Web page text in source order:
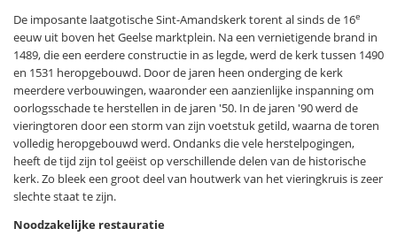
De imposante laatgotische Sint-Amandskerk torent al sinds de 16e
eeuw uit boven het Geelse marktplein. Na een vernietigende brand in
1489, die een eerdere constructie in as legde, werd de kerk tussen 1490
en 1531 heropgebouwd. Door de jaren heen onderging de kerk
meerdere verbouwingen, waaronder een aanzienlijke inspanning om
oorlogsschade te herstellen in de jaren '50. In de jaren '90 werd de
vieringtoren door een storm van zijn voetstuk getild, waarna de toren
volledig heropgebouwd werd. Ondanks die vele herstelpogingen,
heeft de tijd zijn tol geëist op verschillende delen van de historische
kerk. Zo bleek een groot deel van houtwerk van het vieringkruis is zeer
slechte staat te zijn.
Noodzakelijke restauratie